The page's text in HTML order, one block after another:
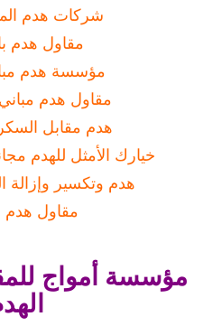
شركات هدم
مقاول هدم
مؤسسة هدم
مقاول هدم
هدم مقابل
خيارك الأمثل للهدم
هدم وتكسير وإزالة
مقاول هدم
مؤسسة أمواج
الهدم